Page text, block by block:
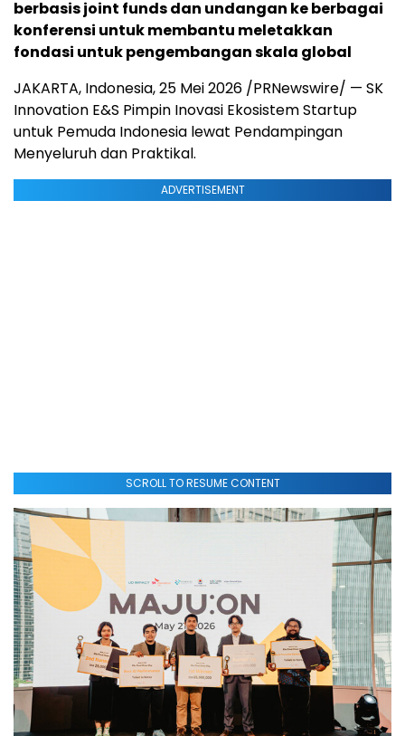
berbasis joint funds dan undangan ke berbagai
konferensi untuk membantu meletakkan
fondasi untuk pengembangan skala global
JAKARTA, Indonesia,25 Mei 2026 /PRNewswire/ — SK
Innovation E&S Pimpin Inovasi Ekosistem Startup
untuk Pemuda Indonesia lewat Pendampingan
Menyeluruh dan Praktikal.
ADVERTISEMENT
SCROLL TO RESUME CONTENT